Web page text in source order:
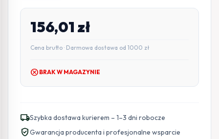
156,01 zł
Cena brutto · Darmowa dostawa od 1000 zł
cancel BRAK W MAGAZYNIE
local_shippingSzybka dostawa kurierem – 1–3 dni robocze
verified_userGwarancja producenta i profesjonalne wsparcie